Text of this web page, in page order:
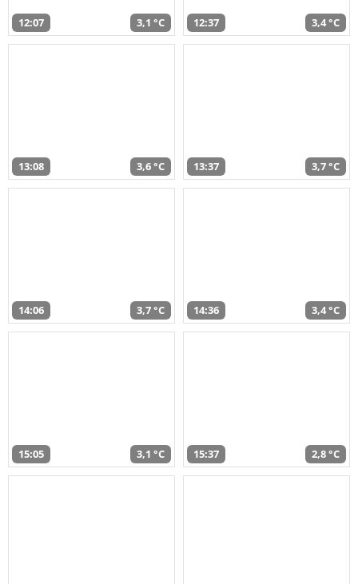
12:07 3,1 °C 12:37 3,4 °C
13:08 3,6 °C 13:37 3,7 °C
14:06 3,7 °C 14:36 3,4 °C
15:05 3,1 °C 15:37 2,8 °C